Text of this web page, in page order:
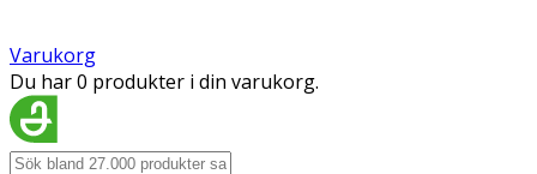
Varukorg
Du har 0 produkter i din varukorg.